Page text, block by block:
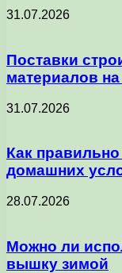
31.07.2026
Поставки
материалов на
31.07.2026
Как
домашних
28.07.2026
Можно ли
вышку зимой